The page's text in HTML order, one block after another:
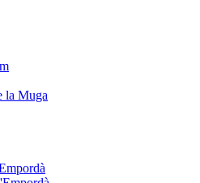
la Muga